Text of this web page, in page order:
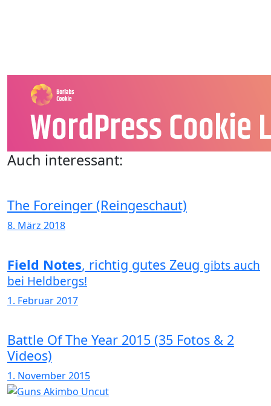
Auch interessant:
The Foreinger (Reingeschaut)
8. März 2018
Field Notes, richtig gutes Zeug gibts auch
bei Heldbergs!
1. Februar 2017
Battle Of The Year 2015 (35 Fotos & 2
Videos)
1. November 2015